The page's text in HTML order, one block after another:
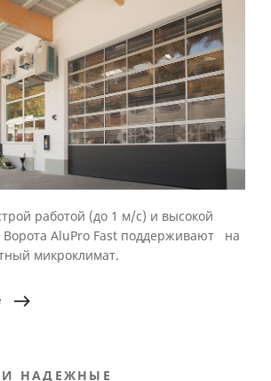
работой (до 1 м/с) и высокой
AluPro Fast поддерживают на
микроклимат.
НАДЕЖНЫЕ